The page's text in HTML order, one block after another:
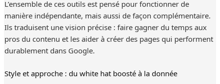
L’ensemble de ces outils est pensé pour fonctionner de
manière indépendante, mais aussi de façon complémentaire.
Ils traduisent une vision précise : faire gagner du temps aux
pros du contenu et les aider à créer des pages qui performent
durablement dans Google.
Style et approche : du white hat boosté à la donnée